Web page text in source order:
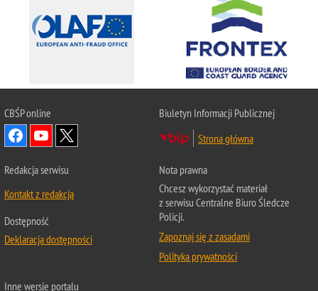
CBŚPonline
Biuletyn Informacji Publicznej
Strona główna
Redakcja serwisu
Kontakt z redakcją
Dostępność
Deklaracja dostępności
Nota prawna
Chcesz wykorzystać materiał
z serwisu Centralne Biuro Śledcze
Policji.
Zapoznaj się z zasadami
Polityka prywatności
Inne wersje portalu